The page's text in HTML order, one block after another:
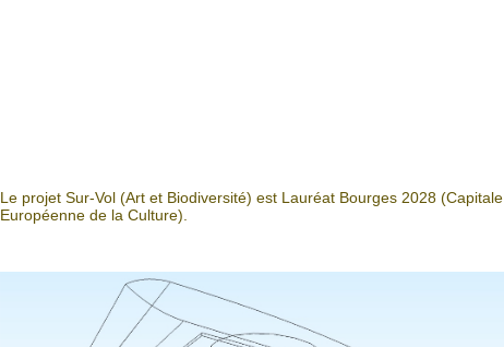
Le projet Sur-Vol (Art et Biodiversité) est Lauréat Bourges 2028 (Capitale
Européenne de la Culture).